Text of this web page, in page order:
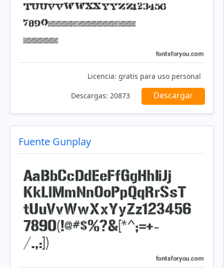
Licencia: gratis para uso personal
Descargas: 20873 Descargar
Fuente Gunplay